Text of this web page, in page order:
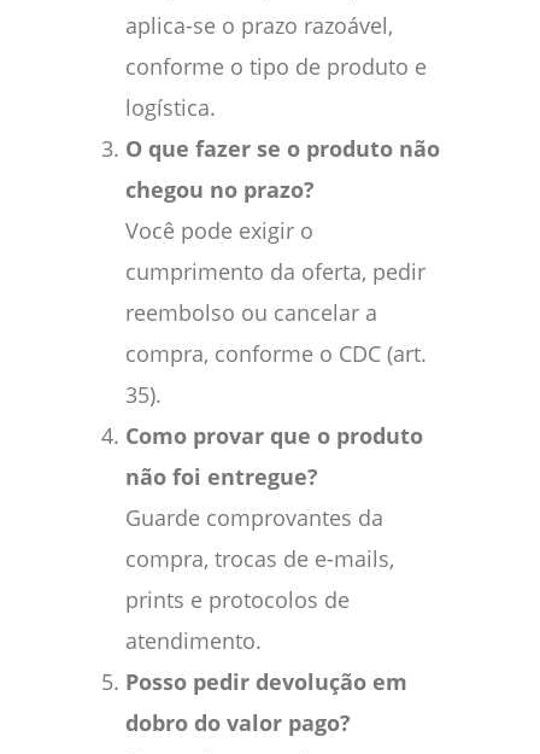
aplica-se o prazo razoável,
conforme o tipo de produto e
logística.
O que fazer se o produto não
chegou no prazo?
Você pode exigir o
cumprimento da oferta, pedir
reembolso ou cancelar a
compra, conforme o CDC (art.
35).
Como provar que o produto
não foi entregue?
Guarde comprovantes da
compra, trocas de e-mails,
prints e protocolos de
atendimento.
Posso pedir devolução em
dobro do valor pago?